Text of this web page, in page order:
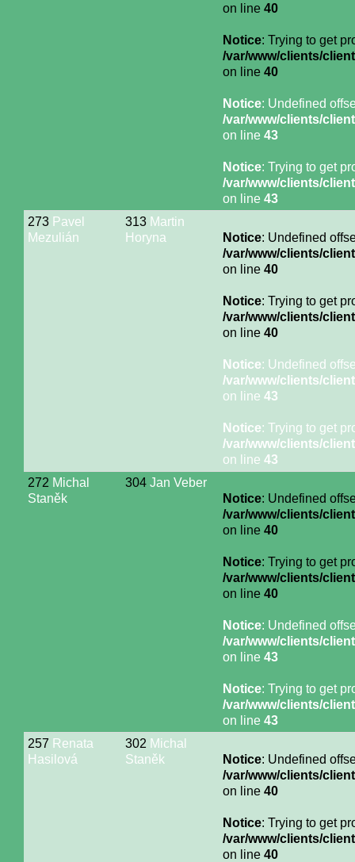
on line 40
Notice: Trying to get
/var/www/clients/
on line 40
Notice: Undefined
/var/www/clients/
on line 43
Notice: Trying to get
/var/www/clients/
on line 43
273 Pavel
Mezulián
313 Martin
Horyna
Notice: Undefined
/var/www/clients/
on line 40
Notice: Trying to get
/var/www/clients/
on line 40
Notice: Undefined
/var/www/clients/
on line 43
Notice: Trying to get
/var/www/clients/
on line 43
272 Michal
Staněk
304 Jan Veber
Notice: Undefined
/var/www/clients/
on line 40
Notice: Trying to get
/var/www/clients/
on line 40
Notice: Undefined
/var/www/clients/
on line 43
Notice: Trying to get
/var/www/clients/
on line 43
257 Renata
Hasilová
302 Michal
Staněk
Notice: Undefined
/var/www/clients/
on line 40
Notice: Trying to get
/var/www/clients/
on line 40